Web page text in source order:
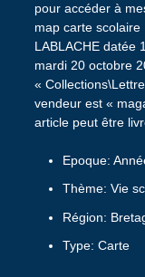
pour accéder à
map carte scolaire
LABLACHE datée
mardi 20 octobre
«
vendeur est «
article peut être
Epoque:
Thème: Vie
Région:
Type: Carte